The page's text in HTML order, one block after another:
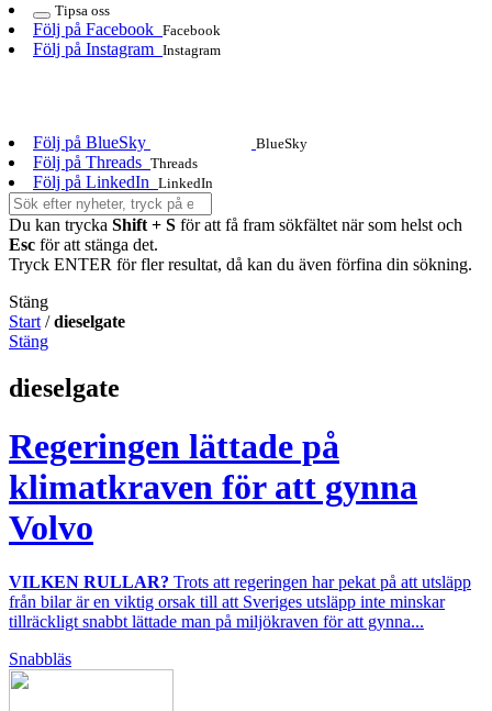
Tipsa oss
Följ på Facebook Facebook
Följ på Instagram Instagram
Följ på BlueSky BlueSky
Följ på Threads Threads
Följ på LinkedIn LinkedIn
Du kan trycka Shift + S för att få fram sökfältet när som helst och
Esc för att stänga det.
Tryck ENTER för fler resultat, då kan du även förfina din sökning.
Stäng
Start /dieselgate
Stäng
dieselgate
Regeringen lättade på
klimatkraven för att gynna
Volvo
VILKEN RULLAR? Trots att regeringen har pekat på att utsläpp
från bilar är en viktig orsak till att Sveriges utsläpp inte minskar
tillräckligt snabbt lättade man på miljökraven för att gynna...
Snabbläs